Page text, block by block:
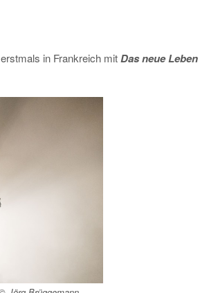
in Frankreich mitDas neue Leben